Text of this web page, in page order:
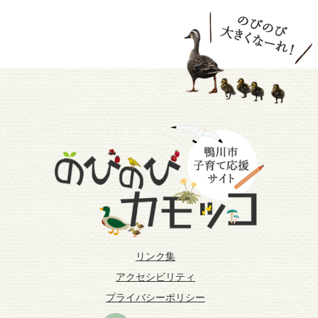
リンク集
アクセシビリティ
プライバシーポリシー